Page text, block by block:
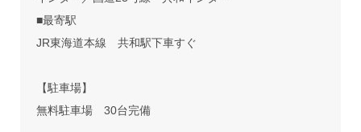
■最寄駅
JR東海道本線 共和駅下車すぐ
【駐車場】
無料駐車場 30台完備